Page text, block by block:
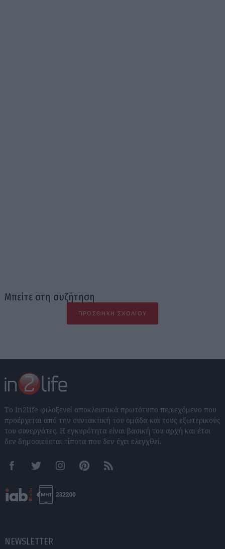
Μπείτε στη συζήτηση
ΠΡΟΣΘΉΚΗ ΣΧΟΛΊΟΥ
Το In2life φιλοξενεί αποκλειστικά πρωτότυπο περιεχόμενο που
προέρχεται από την συντακτική του ομάδα και τους εξωτερικούς
του συνεργάτες. Η εγκυρότητα είναι βασική του αρχή και έτσι
δεν δημοσιεύεται τίποτα που δεν έχει ελεγχθεί.
FacebookTwitter InstagramPinterestRSS feeds
NEWSLETTER